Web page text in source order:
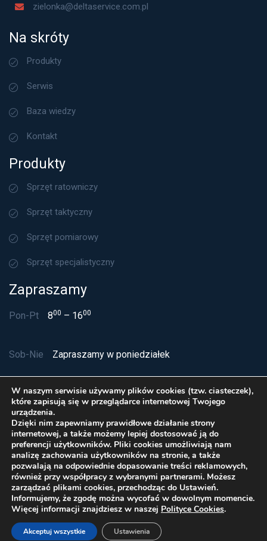
zielonka@deltaservice.com.pl
Na skróty
Produkty
Serwis
Baza wiedzy
Kontakt
Produkty
Sprzęt ratowniczy
Sprzęt taktyczny
Sprzęt pomiarowy
Sprzęt specjalistyczny
Zapraszamy
Pon-Pt 800 – 1600
Sob-Nie Zapraszamy w poniedziałek
Polityka Cookies
© Delta Service sp. z o.o. 2026 Wszelkie prawa
W naszym serwisie używamy plików cookies (tzw. ciasteczek),
które zapisują się w przeglądarce internetowej Twojego
urządzenia.
Dzięki nim zapewniamy prawidłowe działanie strony
internetowej, a także możemy lepiej dostosować ją do
preferencji użytkowników. Pliki cookies umożliwiają nam
analizę zachowania użytkowników na stronie, a także
pozwalają na odpowiednie dopasowanie treści reklamowych,
również przy współpracy z wybranymi partnerami. Możesz
zarządzać plikami cookies, przechodząc do Ustawień.
Informujemy, że zgodę można wycofać w dowolnym momencie.
Więcej informacji znajdziesz w naszej Polityce Cookies.
Akceptuj wszystkie Ustawienia